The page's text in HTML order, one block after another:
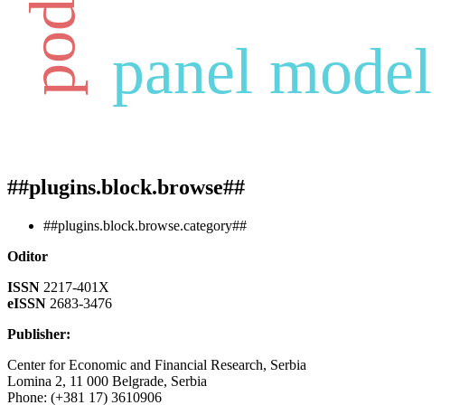
panel model
##plugins.block.browse##
##plugins.block.browse.category##
Oditor
ISSN 2217-401X
eISSN 2683-3476
Publisher:
Center for Economic and Financial Research, Serbia
Lomina 2, 11 000 Belgrade, Serbia
Phone: (+381 17) 3610906